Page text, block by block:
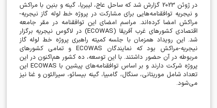
در ژوئن 2023 گزارش شد که ساحل عاج، لیبریا، گینه و بنین با مراکش
و نیجریه توافقنامه‌هایی برای مشارکت در پروژه خط لوله گاز نیجریه-
مراکش امضا کرده‌اند. مراسم امضای این توافقنامه در مقر جامعه
اقتصادی کشورهای غرب آفریقا (ECOWAS) در لاگوس نیجریه برگزار
شد. این رویداد همزمان با جلسه کمیته راهبری پروژه خط لوله گاز
نیجریه-مراکش بود که نمایندگان ECOWAS و تمامی کشورهای
مربوطه در آن حضور داشتند. با این توسعه، ده کشور هم‌اکنون در این
پروژه شرکت دارند و بر اساس توافقنامه‌های پیشین با ECOWAS این
تعداد شامل موریتانی، سنگال، گامبیا، گینه بیسائو، سیرالئون و غنا نیز
می‌شود.